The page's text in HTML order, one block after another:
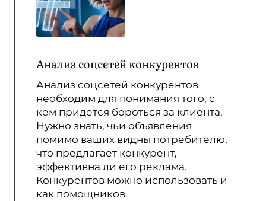
Анализ соцсетей конкурентов
Анализ соцсетей конкурентов
необходим для понимания того, с
кем придется бороться за клиента.
Нужно знать, чьи объявления
помимо ваших видны потребителю,
что предлагает конкурент,
эффективна ли его реклама.
Конкурентов можно использовать и
как помощников.